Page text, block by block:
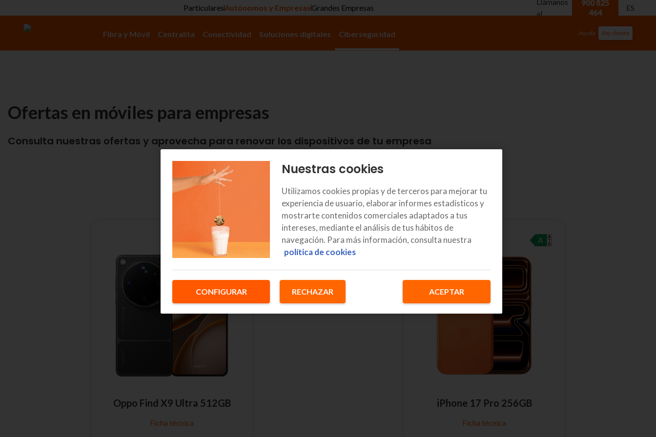
ParticularesAutónomos y EmpresasGrandes Empresas
al
900 825
464
ES
Fibra y Móvil Centralita Conectividad Soluciones digitales Ciberseguridad Ayuda Soy cliente
Ofertas en móviles para empresas
Consulta nuestras ofertas y aprovecha para renovar los dispositivos de tu empresa
Oppo Find X9 Ultra 512GB
Ficha técnica
iPhone 17 Pro 256GB
Ficha técnica
Nuestras cookies
Utilizamos cookies propias y de terceros para mejorar tu
experiencia de usuario, elaborar informes estadísticos y
mostrarte contenidos comerciales adaptados a tus
intereses, mediante el análisis de tus hábitos de
navegación. Para más información, consulta nuestra
política de cookies
CONFIGURAR RECHAZAR ACEPTAR